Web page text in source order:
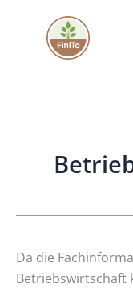
springen
Da die
Betriebswirtschaft
Überblick
über